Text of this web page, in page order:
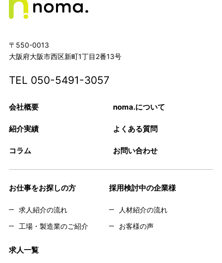
〒550-0013
大阪府大阪市西区新町1丁目2番13号
TEL 050-5491-3057
会社概要 noma.について
紹介実績 よくある質問
コラム お問い合わせ
お仕事をお探しの方
求人紹介の流れ
工場・製造業のご紹介
採用検討中の企業様
人材紹介の流れ
お客様の声
求人一覧